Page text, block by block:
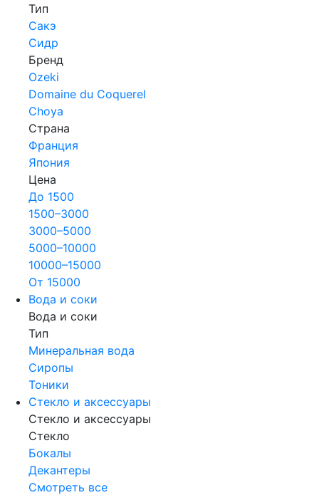
Тип
Сакэ
Сидр
Бренд
Ozeki
Domaine du Coquerel
Choya
Страна
Франция
Япония
Цена
До 1500
1500–3000
3000–5000
5000–10000
10000–15000
От 15000
Вода и соки
Вода и соки
Тип
Минеральная вода
Сиропы
Тоники
Стекло и аксессуары
Стекло и аксессуары
Стекло
Бокалы
Декантеры
Смотреть все